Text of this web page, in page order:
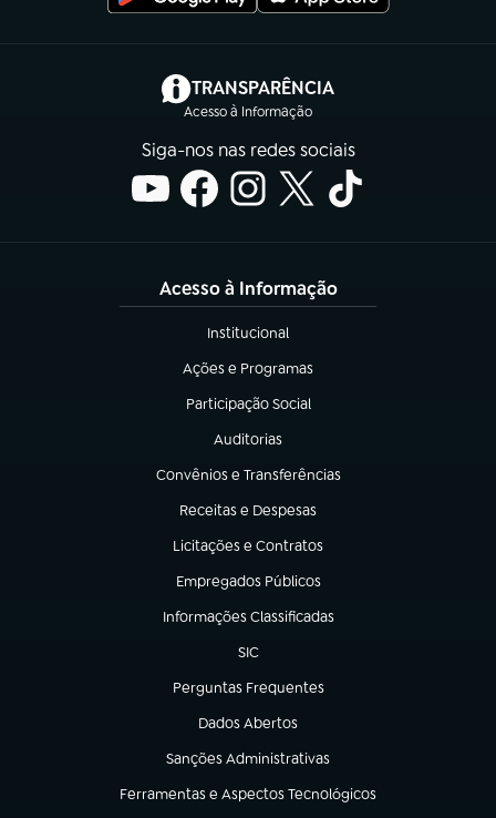
TRANSPARÊNCIA
Acesso à Informação
(abre em nova aba)
Siga-nos nas redes sociais
Acesso à Informação
Institucional
(abre em nova aba)
Ações e Programas
(abre em nova aba)
Participação Social
(abre em nova aba)
Auditorias
(abre em nova aba)
Convênios e Transferências
(abre em nova aba)
Receitas e Despesas
(abre em nova aba)
Licitações e Contratos
(abre em nova aba)
Empregados Públicos
(abre em nova aba)
Informações Classificadas
(abre em nova aba)
SIC
(abre em nova aba)
Perguntas Frequentes
(abre em nova aba)
Dados Abertos
(abre em nova aba)
Sanções Administrativas
(abre em nova aba)
Ferramentas e Aspectos Tecnológicos
(abre em nova aba)